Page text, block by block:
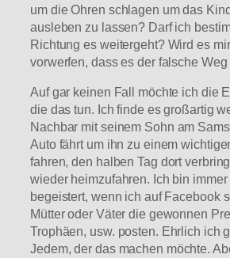
um die Ohren schlagen um das
ausleben zu lassen? Darf ich
Richtung es weitergeht? Wird es
vorwerfen, dass es der falsche
Auf gar keinen Fall möchte ich die
die das tun. Ich finde es großartig
Nachbar mit seinem Sohn am
Auto fährt um ihn zu einem
fahren, den halben Tag dort
wieder heimzufahren. Ich bin
begeistert, wenn ich auf Facebook
Mütter oder Väter die gewonnen
Trophäen, usw. posten. Ehrlich ich
Jedem, der das machen möchte.